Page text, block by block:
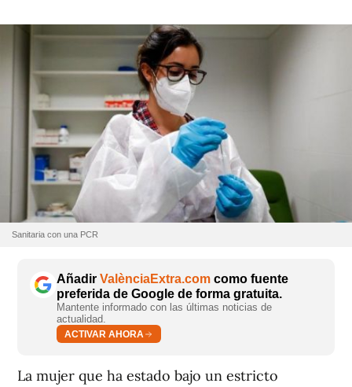
Sanitaria con una PCR
Añadir ValènciaExtra.com como fuente
preferida de Google de forma gratuita.
Mantente informado con las últimas noticias de
actualidad.
ACTIVAR AHORA
La mujer que ha estado bajo un estricto